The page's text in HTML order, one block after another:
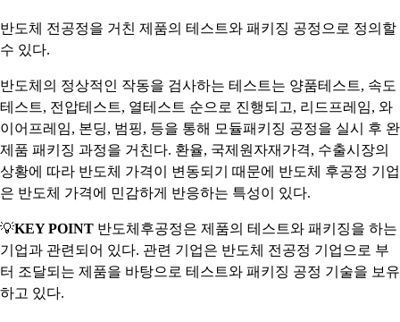
반도체 전공정을 거친 제품의 테스트와 패키징 공정으로 정의할
수 있다.
반도체의 정상적인 작동을 검사하는 테스트는 양품테스트, 속도
테스트, 전압테스트, 열테스트 순으로 진행되고, 리드프레임, 와
이어프레임, 본딩, 범핑, 등을 통해 모듈패키징 공정을 실시 후 완
제품 패키징 과정을 거친다. 환율, 국제원자재가격, 수출시장의
상황에 따라 반도체 가격이 변동되기 때문에 반도체 후공정 기업
은 반도체 가격에 민감하게 반응하는 특성이 있다.
💡KEY POINT 반도체후공정은 제품의 테스트와 패키징을 하는
기업과 관련되어 있다. 관련 기업은 반도체 전공정 기업으로 부
터 조달되는 제품을 바탕으로 테스트와 패키징 공정 기술을 보유
하고 있다.